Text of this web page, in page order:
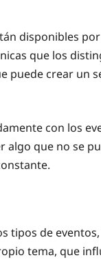
disponibles
que los
puede crear un
con los
que no se
tipos de
tema, que